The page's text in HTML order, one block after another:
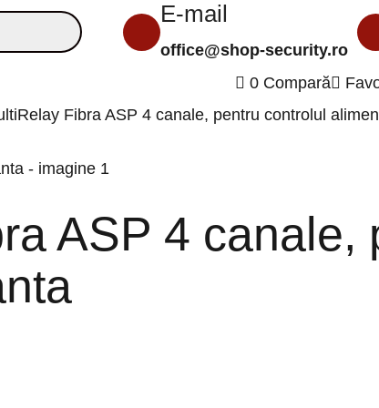
E-mail
office@shop-security.ro
0 Compară
Fibra ASP 4 canale, pentru controlul
ASP 4 canale,